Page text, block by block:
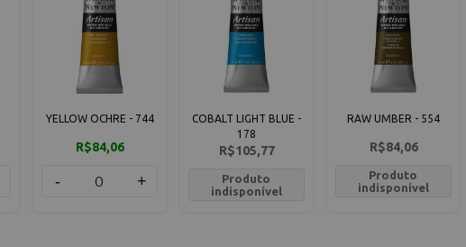
YELLOW OCHRE - 744
R$84,06
- +
COBALT LIGHT BLUE -
178
R$105,77
Produto
indisponível
RAW UMBER - 554
R$84,06
Produto
indisponível